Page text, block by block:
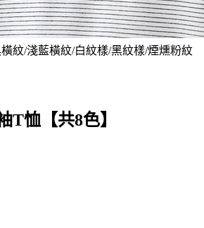
橫紋/淺藍橫紋/白紋樣/黑紋樣/煙燻粉紋
T恤【共8色】